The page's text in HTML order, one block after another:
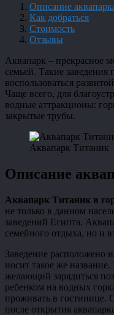
Описание
Как добраться
Стоимость
Отзывы
Аквапарк – прекрасное
семьей. Такие заведения
воспользоваться
Чаще всего, для
водные аттракционы:
закрытые трубы.
Аквапарк Титаник
Описание
Аквапарк Титаник в
не только в данном
заведений Египта.
семейного отдыха, но и
Заведение расположено
носит такое же
желающий зарядиться
ребенком на водных
проживать в гостинице.
после открытия